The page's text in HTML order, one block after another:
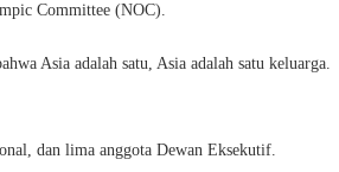
Committee (NOC).
Asia adalah satu, Asia adalah satu keluarga.
dan lima anggota Dewan Eksekutif.